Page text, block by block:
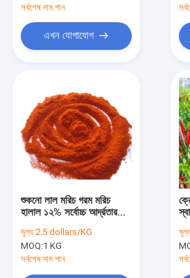
সর্বশেষ দাম পান
এখন যোগাযোগ
শুকনো লাল মরিচ গরম মরিচ
হালাল ১২% সর্বোচ্চ আর্দ্রতার
মূল্য:2.5 dollars/KG
MOQ:1 KG
সর্বশেষ দাম পান